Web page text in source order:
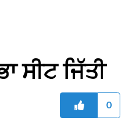
ਸੀਟ ਜਿੱਤੀ
0